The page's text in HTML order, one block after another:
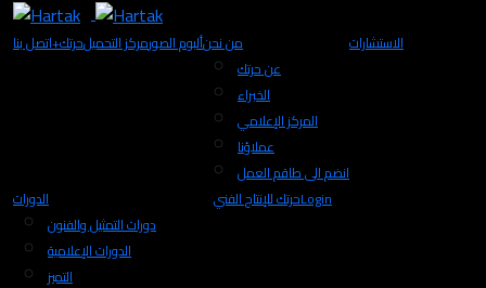
اتصل بنا +حرتكمركز التحميلألبوم الصورمن نحن
عن حرتك
الخبراء
المركز الإعلامي
عملاؤنا
انضم الى طاقم العمل
الاستشارات
الدورات
دورات التمثيل والفنون
الدورات الإعلامية
التميز
حرتك للإنتاج الفنيLogin